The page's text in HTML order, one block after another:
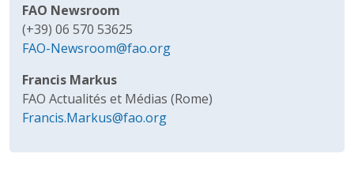
FAO Newsroom
(+39) 06 570 53625
FAO-Newsroom@fao.org
Francis Markus
FAO Actualités et Médias (Rome)
Francis.Markus@fao.org